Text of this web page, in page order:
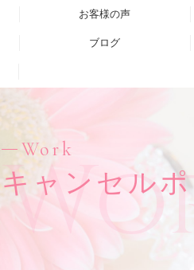
お客様の声
ブログ
Work
キャンセル